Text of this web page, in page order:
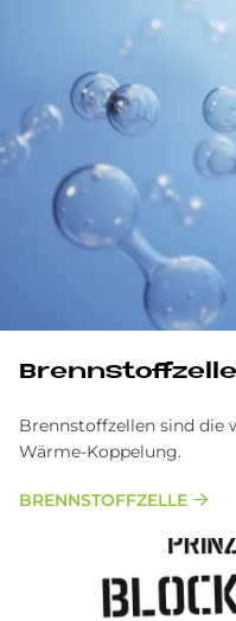
Brenn­stoff­zel­le
Brennstoffzellen sind die
Wärme-Koppelung.
BRENNSTOFFZELLE